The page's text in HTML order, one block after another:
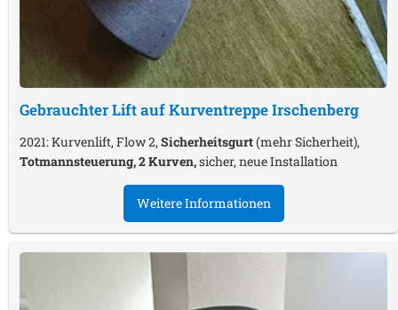
Gebrauchter Lift auf KurventreppeIrschenberg
2021: Kurvenlift, Flow 2, Sicherheitsgurt(mehr Sicherheit),
Totmannsteuerung, 2 Kurven,sicher, neue Installation
Weitere Informationen